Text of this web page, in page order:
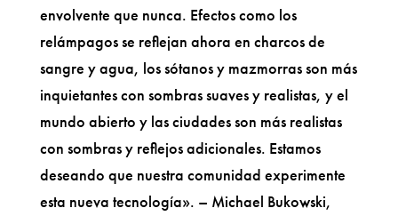
envolvente que nunca. Efectos como los
relámpagos se reflejan ahora en charcos de
sangre y agua, los sótanos y mazmorras son más
inquietantes con sombras suaves y realistas, y el
mundo abierto y las ciudades son más realistas
con sombras y reflejos adicionales. Estamos
deseando que nuestra comunidad experimente
esta nueva tecnología». – Michael Bukowski,